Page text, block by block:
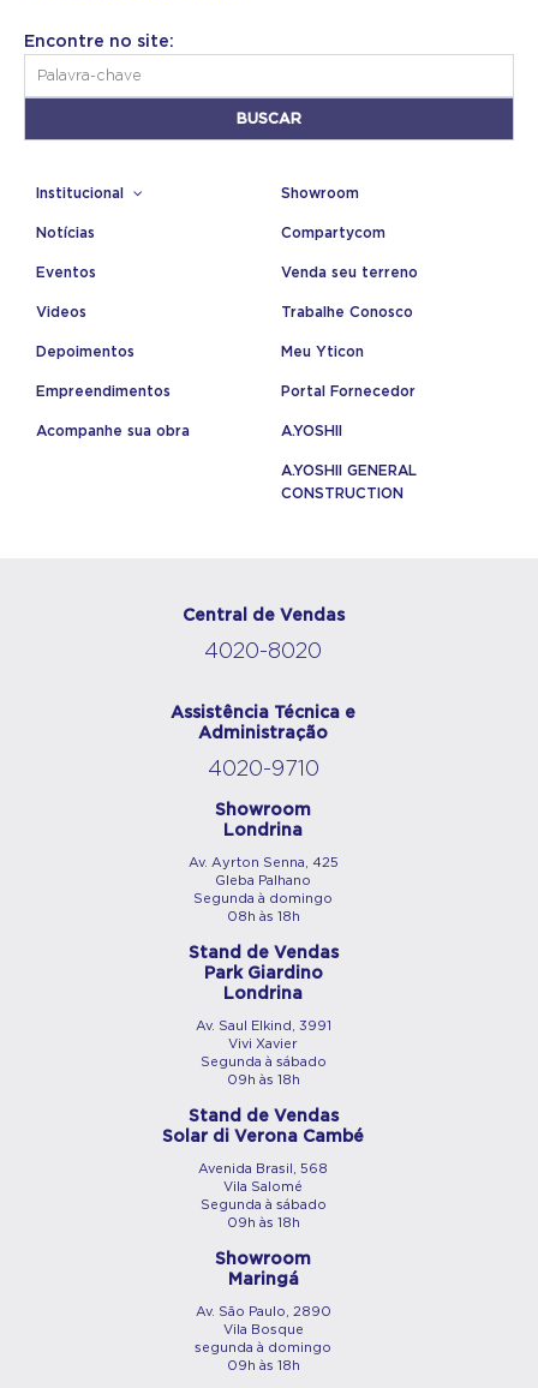
Encontre no site:
Institucional
Notícias
Eventos
Videos
Depoimentos
Empreendimentos
Acompanhe sua obra
Showroom
Compartycom
Venda seu terreno
Trabalhe Conosco
Meu Yticon
Portal Fornecedor
A.YOSHII
A.YOSHII GENERAL
CONSTRUCTION
Central de Vendas
4020-8020
Assistência Técnica e
Administração
4020-9710
Showroom
Londrina
Av. Ayrton Senna, 425
Gleba Palhano
Segunda à domingo
08h às 18h
Stand de Vendas
Park Giardino
Londrina
Av. Saul Elkind, 3991
Vivi Xavier
Segunda à sábado
09h às 18h
Stand de Vendas
Solar di Verona Cambé
Avenida Brasil, 568
Vila Salomé
Segunda à sábado
09h às 18h
Showroom
Maringá
Av. São Paulo, 2890
Vila Bosque
segunda à domingo
09h às 18h